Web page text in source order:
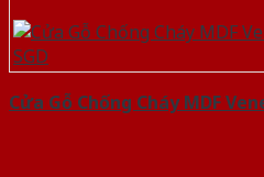
Cửa Gỗ Chống Cháy MDF